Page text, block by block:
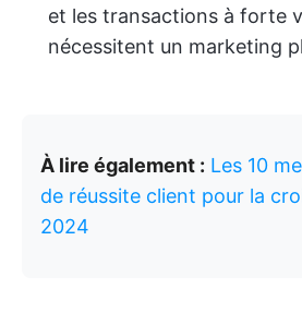
et les transactions à forte
nécessitent un marketing
À lire également : Les 10
de réussite client pour la
2024